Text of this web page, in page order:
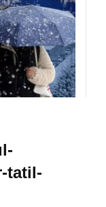
dosyalar/
tatil-